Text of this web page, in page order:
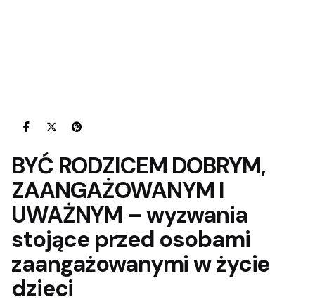
BYĆ RODZICEM DOBRYM,
ZAANGAŻOWANYM I
UWAŻNYM –wyzwania
stojące przed osobami
zaangażowanymi w życie
dzieci